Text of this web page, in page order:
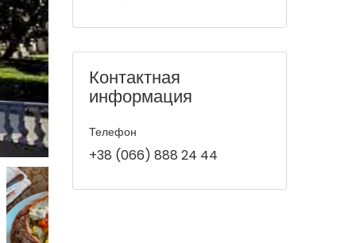
Контактная
информация
Телефон
+38 (066) 888 24 44